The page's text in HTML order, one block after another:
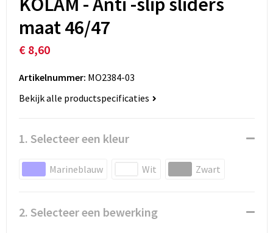
maat 46/47
€ 8,60
Artikelnummer: MO2384-03
Bekijk alle productspecificaties
1. Selecteer een kleur
Marineblauw Wit Zwart
2. Selecteer een bewerking